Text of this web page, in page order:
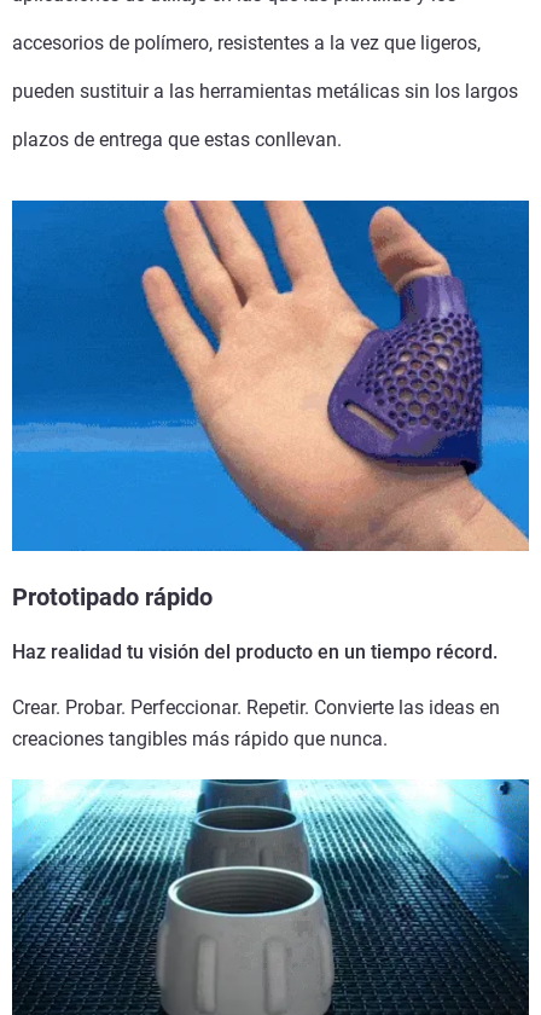
accesorios de polímero, resistentes a la vez que ligeros,
pueden sustituir a las herramientas metálicas sin los largos
plazos de entrega que estas conllevan.
Prototipado rápido
Haz realidad tu visión del producto en un tiempo récord.
Crear. Probar. Perfeccionar. Repetir. Convierte las ideas en
creaciones tangibles más rápido que nunca.